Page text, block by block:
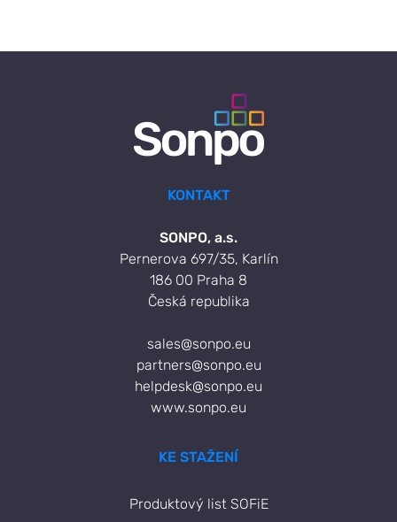
KONTAKT
SONPO, a.s.
Pernerova 697/35, Karlín
186 00 Praha 8
Česká republika
sales@sonpo.eu
partners@sonpo.eu
helpdesk@sonpo.eu
www.sonpo.eu
KE STAŽENÍ
Produktový list SOFiE